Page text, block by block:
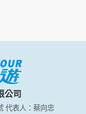
式及使用時間等。
徑，包括您使用連線
、瀏覽及點選資料記
，此記錄為內部應
調查內容進行統計與
公司
代表人：蔡向忠